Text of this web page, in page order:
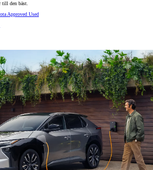
till den bäst.
Approved Used